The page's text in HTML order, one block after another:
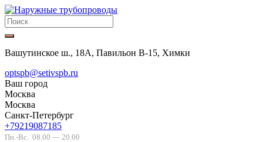
Вашутинское ш., 18А, Павильон В-15, Химки
optspb@setivspb.ru
Ваш город
Москва
Москва
Санкт-Петербург
+79219087185
Пн.-Вс. 08.00 — 20.00